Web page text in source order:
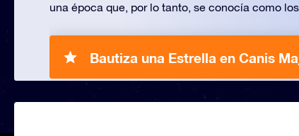
una época que, por lo tanto, se conocía como
Bautiza una Estrella en Canis